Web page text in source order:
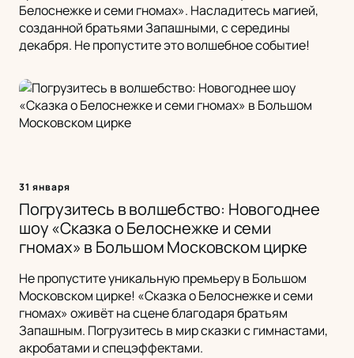
Белоснежке и семи гномах». Насладитесь магией,
созданной братьями Запашными, с середины
декабря. Не пропустите это волшебное событие!
31 января
Погрузитесь в волшебство: Новогоднее
шоу «Сказка о Белоснежке и семи
гномах» в Большом Московском цирке
Не пропустите уникальную премьеру в Большом
Московском цирке! «Сказка о Белоснежке и семи
гномах» оживёт на сцене благодаря братьям
Запашным. Погрузитесь в мир сказки с гимнастами,
акробатами и спецэффектами.